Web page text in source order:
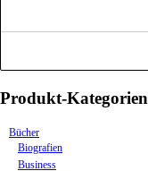
Produkt-Kategorien
Bücher
Biografien
Business